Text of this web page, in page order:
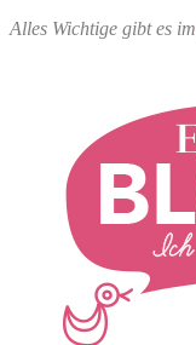
Alles Wichtige gibt es im